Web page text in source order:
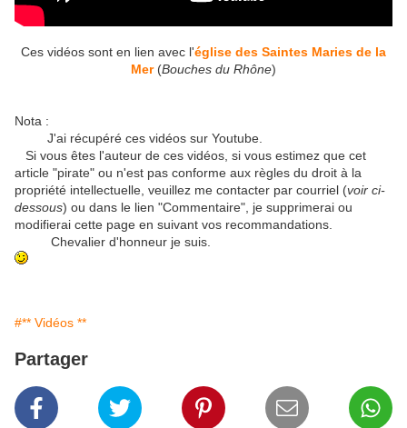
Ces vidéos sont en lien avec l'église des Saintes Maries de la
Mer(Bouches du Rhône)
Nota :
J'ai récupéré ces vidéos sur Youtube.
Si vous êtes l'auteur de ces vidéos, si vous estimez que cet
article "pirate" ou n'est pas conforme aux règles du droit à la
propriété intellectuelle, veuillez me contacter par courriel (voir ci-
dessous) ou dans le lien "Commentaire", je supprimerai ou
modifierai cette page en suivant vos recommandations.
Chevalier d'honneur je suis.
#** Vidéos **
Partager